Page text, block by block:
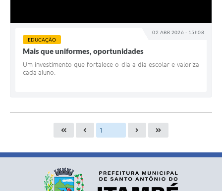
02 ABR 2026 - 15h08
EDUCAÇÃO
Mais que uniformes, oportunidades
Um investimento que fortalece o dia a dia escolar e valoriza
cada aluno.